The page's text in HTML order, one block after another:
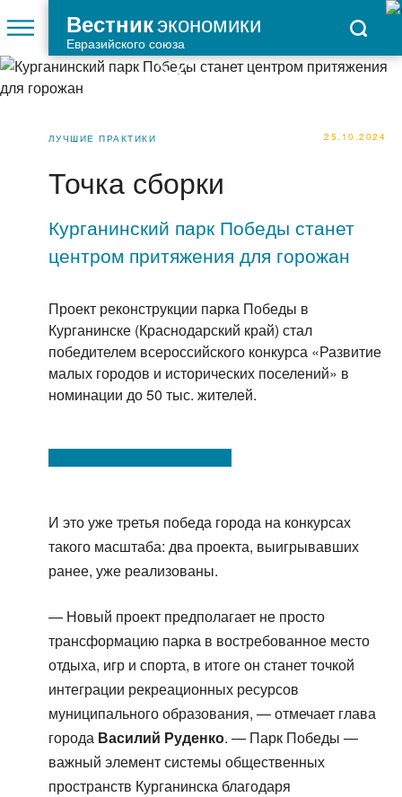
Вестникэкономики
Евразийского союза
ЛУЧШИЕ ПРАКТИКИ 25.10.2024
Точка сборки
Курганинский парк Победы станет
центром притяжения для горожан
Проект реконструкции парка Победы в
Курганинске (Краснодарский край) стал
победителем всероссийского конкурса «Развитие
малых городов и исторических поселений» в
номинации до 50 тыс. жителей.
И это уже третья победа города на конкурсах
такого масштаба: два проекта, выигрывавших
ранее, уже реализованы.
— Новый проект предполагает не просто
трансформацию парка в востребованное место
отдыха, игр и спорта, в итоге он станет точкой
интеграции рекреационных ресурсов
муниципального образования, — отмечает глава
города Василий Руденко. — Парк Победы —
важный элемент системы общественных
пространств Курганинска благодаря